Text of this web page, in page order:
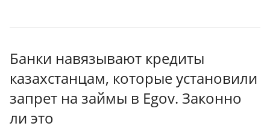
Банки навязывают кредиты
казахстанцам, которые установили
запрет на займы в Еgov. Законно
ли это